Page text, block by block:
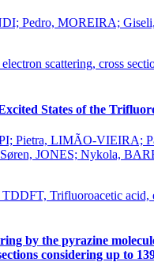
Pedro, MOREIRA;
scattering, cross
States of the
Pietra, LIMÃO-VIEIRA;
JONES; Nykola,
TDDFT, Trifluoroacetic acid,
by the pyrazine
considering up to